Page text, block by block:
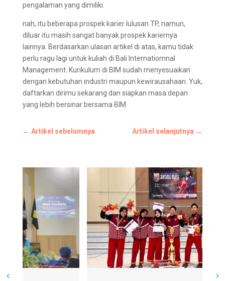
pengalaman yang dimiliki.
nah, itu beberapa prospek karier lulusan TP, namun,
diluar itu masih sangat banyak prospek kariernya
lainnya. Berdasarkan ulasan artikel di atas, kamu tidak
perlu ragu lagi untuk kuliah di Bali Internatiomnal
Management. Kurikulum di BIM sudah menyesuaikan
dengan kebutuhan industri maupun kewirausahaan. Yuk,
daftarkan dirimu sekarang dan siapkan masa depan
yang lebih bersinar bersama BIM.
← Artikel sebelumnya Artikel selanjutnya →